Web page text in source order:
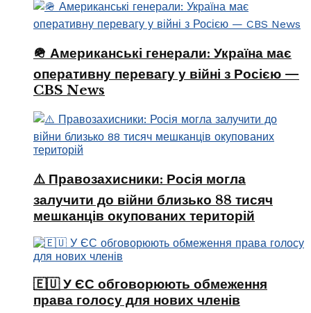
🪖 Американські генерали: Україна має
оперативну перевагу у війні з Росією —
CBS News
⚠️ Правозахисники: Росія могла
залучити до війни близько 88 тисяч
мешканців окупованих територій
🇪🇺 У ЄС обговорюють обмеження
права голосу для нових членів